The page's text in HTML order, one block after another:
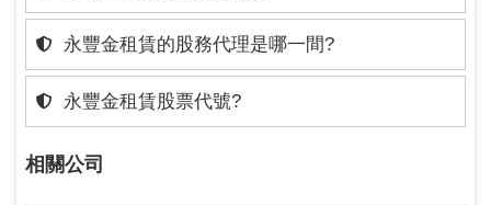
永豐金租賃的股務代理是哪一間?
永豐金租賃股票代號?
相關公司